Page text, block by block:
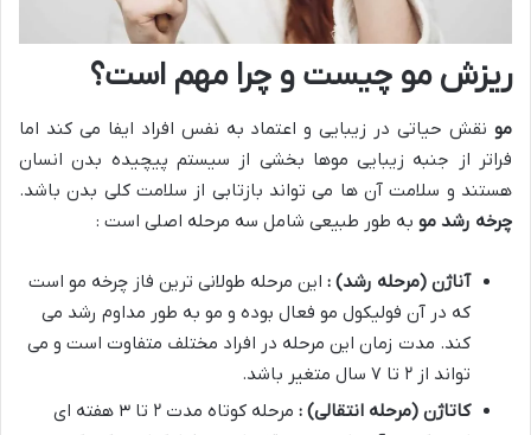
ریزش مو چیست و چرا مهم است؟
مو نقش حیاتی در زیبایی و اعتماد به نفس افراد ایفا می کند اما
فراتر از جنبه زیبایی موها بخشی از سیستم پیچیده بدن انسان
هستند و سلامت آن ها می تواند بازتابی از سلامت کلی بدن باشد.
چرخه رشد مو به طور طبیعی شامل سه مرحله اصلی است :
آناژن (مرحله رشد) : این مرحله طولانی ترین فاز چرخه مو است
که در آن فولیکول مو فعال بوده و مو به طور مداوم رشد می
کند. مدت زمان این مرحله در افراد مختلف متفاوت است و می
تواند از ۲ تا ۷ سال متغیر باشد.
کاتاژن (مرحله انتقالی) :
مرحله کوتاه مدت ۲ تا ۳ هفته ای